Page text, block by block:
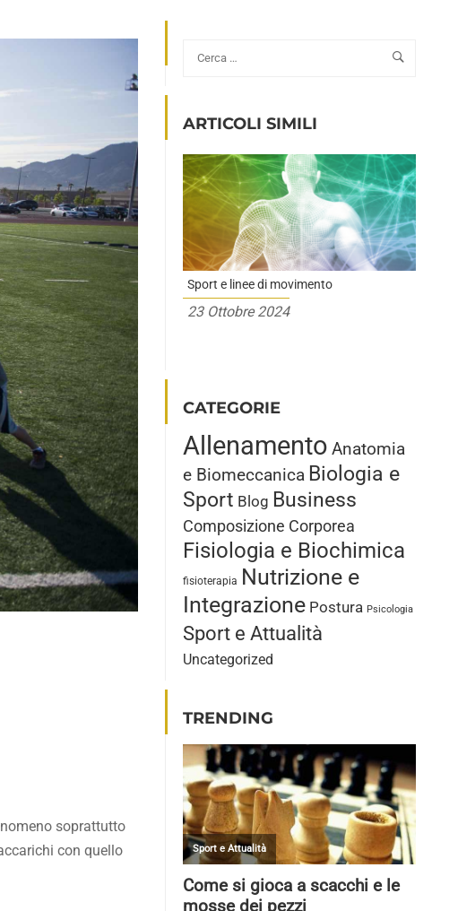
soprattutto
con quello
ARTICOLI SIMILI
Sport e linee di movimento
23 Ottobre 2024
CATEGORIE
Allenamento Anatomia
e Biomeccanica Biologia e
Sport Blog Business
Composizione Corporea
Fisiologia e Biochimica
fisioterapia Nutrizione e
Integrazione Postura Psicologia
Sport e Attualità
Uncategorized
TRENDING